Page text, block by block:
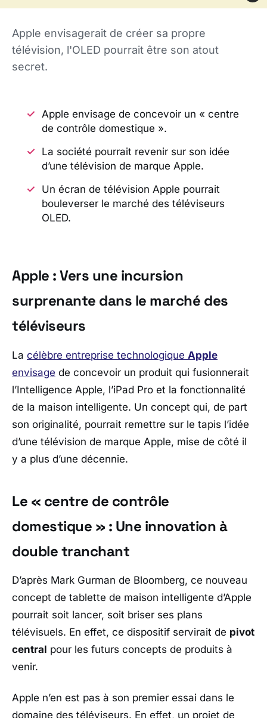
Apple envisagerait de créer sa propre
télévision, l'OLED pourrait être son atout
secret.
Apple envisage de concevoir un « centre
de contrôle domestique ».
La société pourrait revenir sur son idée
d’une télévision de marque Apple.
Un écran de télévision Apple pourrait
bouleverser le marché des téléviseurs
OLED.
Apple : Vers une incursion
surprenante dans le marché des
téléviseurs
La célèbre entreprise technologique Apple
envisage de concevoir un produit qui fusionnerait
l’Intelligence Apple, l’iPad Pro et la fonctionnalité
de la maison intelligente. Un concept qui, de part
son originalité, pourrait remettre sur le tapis l’idée
d’une télévision de marque Apple, mise de côté il
y a plus d’une décennie.
Le « centre de contrôle
domestique » : Une innovation à
double tranchant
D’après Mark Gurman de Bloomberg, ce nouveau
concept de tablette de maison intelligente d’Apple
pourrait soit lancer, soit briser ses plans
télévisuels. En effet, ce dispositif servirait de pivot
central pour les futurs concepts de produits à
venir.
Apple n’en est pas à son premier essai dans le
domaine des téléviseurs. En effet, un projet de